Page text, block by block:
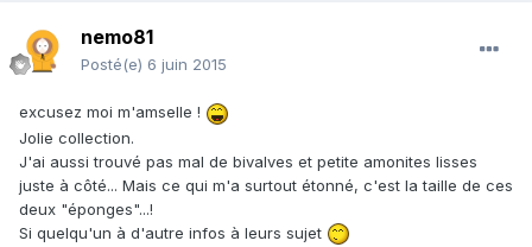
nemo81
Posté(e) 6 juin 2015
excusez moi m'amselle !
Jolie collection.
J'ai aussi trouvé pas mal de bivalves et petite amonites lisses
juste à côté... Mais ce qui m'a surtout étonné, c'est la taille de ces
deux "éponges"...!
Si quelqu'un à d'autre infos à leurs sujet